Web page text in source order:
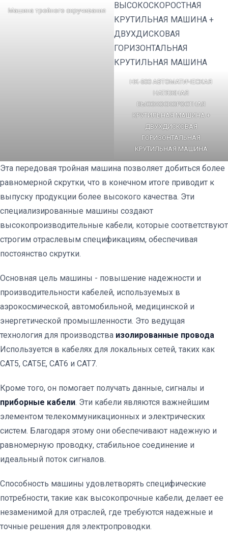
Машина тройного скручивания
HK-500 АВТОМАТИЧЕСКАЯ
НАТЯЖНАЯ
ВЫСОКОСКОРОСТНАЯ
КРУТИЛЬНАЯ МАШИНА +
ДВУХДИСКОВАЯ
ГОРИЗОНТАЛЬНАЯ
КРУТИЛЬНАЯ МАШИНА
Эта передовая тройная машина позволяет добиться более
равномерной скрутки, что в конечном итоге приводит к
выпуску продукции более высокого качества. Эти
специализированные машины создают
высокопроизводительные кабели, которые соответствуют
строгим отраслевым спецификациям, обеспечивая
постоянство скрутки.
Основная цель машины - повышение надежности и
производительности кабелей, используемых в
аэрокосмической, автомобильной, медицинской и
энергетической промышленности. Это ведущая
технология для производства изолированные провода
Используется в кабелях для локальных сетей, таких как
CAT5, CAT5E, CAT6 и CAT7.
Кроме того, он помогает получать данные, сигналы и
приборные кабели. Эти кабели являются важнейшим
элементом телекоммуникационных и электрических
систем. Благодаря этому они обеспечивают надежную и
равномерную проводку, стабильное соединение и
идеальный поток сигналов.
Способность машины удовлетворять специфические
потребности, такие как высокопрочные кабели, делает ее
незаменимой для отраслей, где требуются надежные и
точные решения для электропроводки.